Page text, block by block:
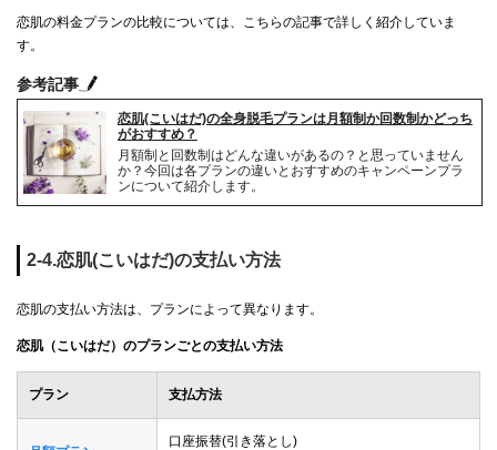
恋肌の料金プランの比較については、こちらの記事で詳しく紹介していま
す。
参考記事
恋肌(こいはだ)の全身脱毛プランは月額制か回数制かどっち
がおすすめ？
月額制と回数制はどんな違いがあるの？と思っていません
か？今回は各プランの違いとおすすめのキャンペーンプラ
ンについて紹介します。
2-4.恋肌(こいはだ)の支払い方法
恋肌の支払い方法は、プランによって異なります。
恋肌（こいはだ）のプランごとの支払い方法
プラン 支払方法
口座振替(引き落とし)